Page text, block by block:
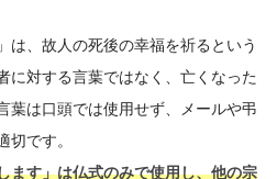
は、故人の死後の幸福を祈るという
に対する言葉ではなく、亡くなった
葉は口頭では使用せず、メールや弔
切です。
ます」は仏式のみで使用し、他の宗